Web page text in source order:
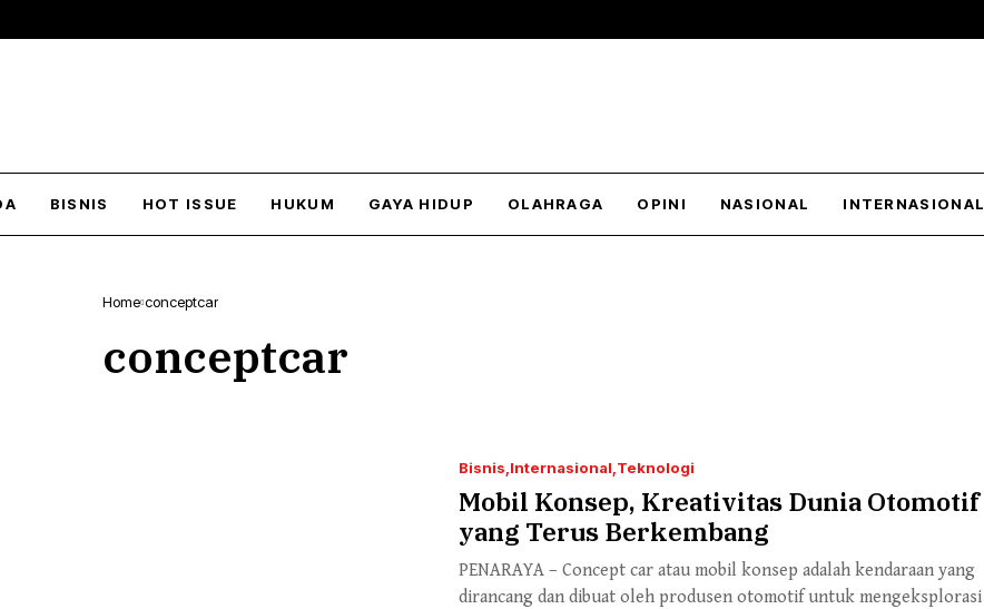
BISNIS HOT ISSUE HUKUM GAYA HIDUP OLAHRAGA OPINI NASIONAL INTERNASIONAL
Home conceptcar
conceptcar
Bisnis Internasional Teknologi
Mobil Konsep, Kreativitas Dunia Otomotif
yang Terus Berkembang
PENARAYA – Concept car atau mobil konsep adalah kendaraan yang
dirancang dan dibuat oleh produsen otomotif untuk mengeksplorasi